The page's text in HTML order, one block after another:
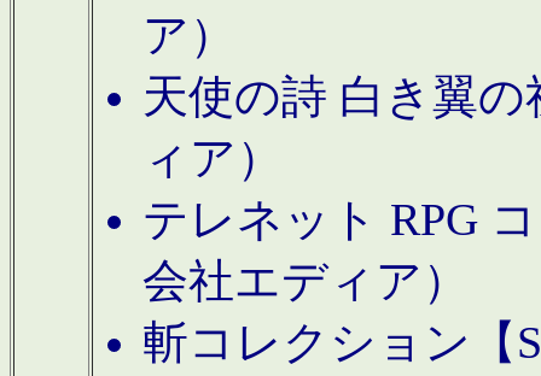
ア）
天使の詩 白き翼
ィア）
テレネット RPG
会社エディア）
斬コレクション【